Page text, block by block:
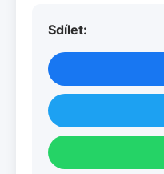
Sdílet: